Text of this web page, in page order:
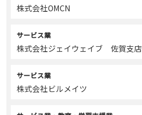
株式会社OMCN
サービス業
株式会社ジェイウェイブ 佐賀支店
サービス業
株式会社ビルメイツ